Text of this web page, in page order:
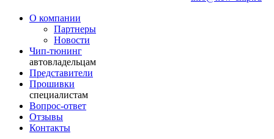
О компании
Партнеры
Новости
Чип-тюнинг
автовладельцам
Представители
Прошивки
специалистам
Вопрос-ответ
Отзывы
Контакты